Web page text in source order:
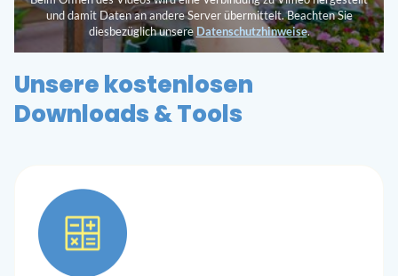
und damit Daten an andere Server übermittelt. Beachten Sie
diesbezüglich unsere Datenschutzhinweise.
Unsere kostenlosen
Downloads & Tools